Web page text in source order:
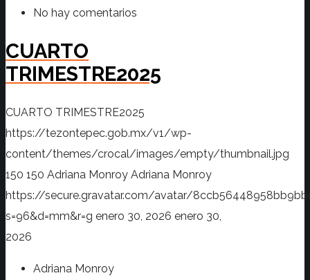
No hay comentarios
CUARTO
TRIMESTRE2025
CUARTO TRIMESTRE2025
https://tezontepec.gob.mx/v1/wp-
content/themes/crocal/images/empty/thumbnail.jpg
150 150 Adriana Monroy Adriana Monroy
https://secure.gravatar.com/avatar/
s=96&d=mm&r=g enero 30, 2026 enero 30,
2026
Adriana Monroy